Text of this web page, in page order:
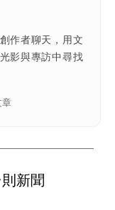
作者聊天，用文
影與專訪中尋找
章
新聞